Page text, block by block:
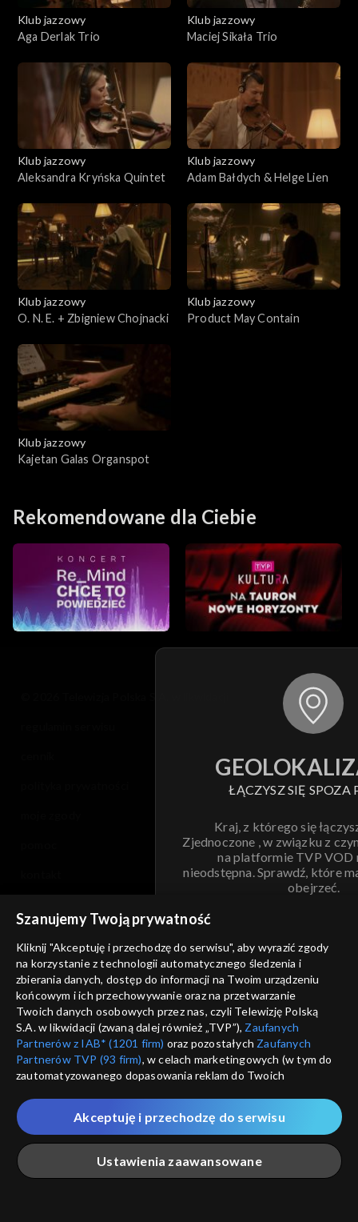
Klub jazzowy
Aga Derlak Trio
Klub jazzowy
Maciej Sikała Trio
Klub jazzowy
Aleksandra Kryńska Quintet
Klub jazzowy
Adam Bałdych & Helge Lien
Klub jazzowy
O. N. E. + Zbigniew Chojnacki
Klub jazzowy
Product May Contain
Klub jazzowy
Kajetan Galas Organspot
Rekomendowane dla Ciebie
ŁĄCZYSZ SIĘ SPOZA
Kraj, z którego się
Zjednoczone , w związku z
na platformie TVP VOD
nieodstępna. Sprawdź, które
obejrzeć.
ANULUJ
informacje o dostawcy usług
Szanujemy Twoją prywatność
Kliknij "Akceptuję i przechodzę do serwisu", aby wyrazić zgody
na korzystanie z technologii automatycznego śledzenia i
zbierania danych, dostęp do informacji na Twoim urządzeniu
końcowym i ich przechowywanie oraz na przetwarzanie
Twoich danych osobowych przez nas, czyli Telewizję Polską
S.A. w likwidacji (zwaną dalej również „TVP”), Zaufanych
Partnerów z IAB* (1201 firm) oraz pozostałych Zaufanych
Partnerów TVP (93 firm), w celach marketingowych (w tym do
zautomatyzowanego dopasowania reklam do Twoich
które wskazujemy poniżej, a także zgody na udostępnianie
przez nas identyfikatora PPID do Google.
Twoje dane osobowe zbierane podczas odwiedzania przez
Ciebie naszych
poszczególnych serwisówzwanych dalej
„Portalem”, w tym informacje zapisywane za pomocą
Ustawienia zaawansowane
Akceptuję i przechodzę do serwisu